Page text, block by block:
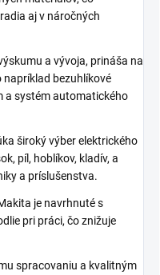
aj v náročných
a vývoja, prináša na
bezuhlíkové
a systém automatického
široký výber elektrického
píl, hoblíkov, kladív, a
a príslušenstva.
je navrhnuté s
pri práci, čo znižuje
spracovaniu a kvalitným